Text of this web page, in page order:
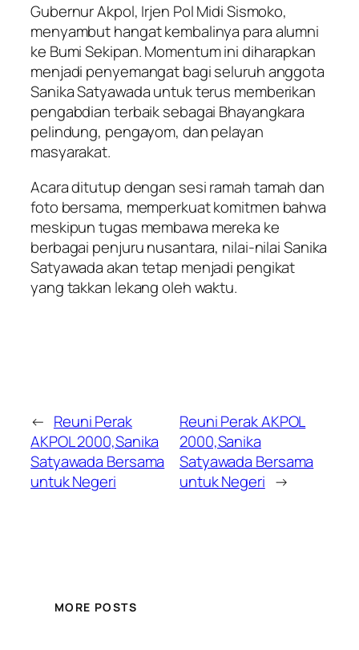
Gubernur Akpol, Irjen Pol Midi Sismoko,
menyambut hangat kembalinya para alumni
ke Bumi Sekipan. Momentum ini diharapkan
menjadi penyemangat bagi seluruh anggota
Sanika Satyawada untuk terus memberikan
pengabdian terbaik sebagai Bhayangkara
pelindung, pengayom, dan pelayan
masyarakat.
Acara ditutup dengan sesi ramah tamah dan
foto bersama, memperkuat komitmen bahwa
meskipun tugas membawa mereka ke
berbagai penjuru nusantara, nilai-nilai Sanika
Satyawada akan tetap menjadi pengikat
yang takkan lekang oleh waktu.
← Reuni Perak
AKPOL 2000,Sanika
Satyawada Bersama
untuk Negeri
Reuni Perak AKPOL
2000,Sanika
Satyawada Bersama
untuk Negeri →
MORE POSTS